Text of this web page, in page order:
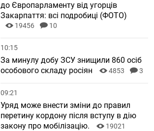
до Європарламенту від угорців
Закарпаття: всі подробиці (ФОТО)
19456 10
10:15
За минулу добу ЗСУ знищили 860 осіб
особового складу росіян
4853 3
09:21
Уряд може внести зміни до правил
перетину кордону після вступу в дію
закону про мобілізацію.
19021